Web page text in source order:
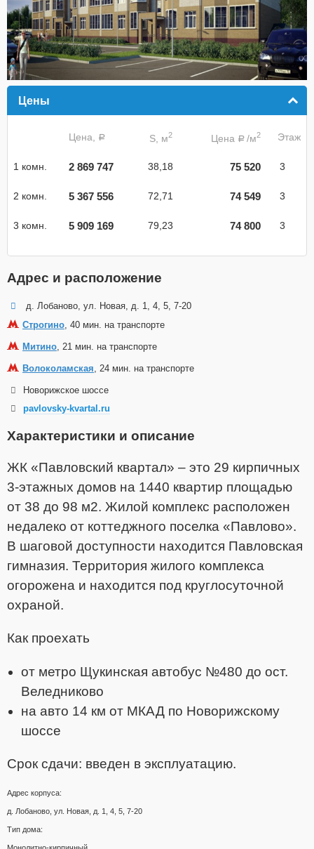
Цены
Цена, a S, м2 Цена a /м2 Этаж
1 комн. 2 869 747 38,18 75 520 3
2 комн. 5 367 556 72,71 74 549 3
3 комн. 5 909 169 79,23 74 800 3
Адрес и расположение
д. Лобаново, ул. Новая, д. 1, 4, 5, 7-20
Строгино, 40 мин. на транспорте
Митино, 21 мин. на транспорте
Волоколамская, 24 мин. на транспорте
Новорижское шоссе
pavlovsky-kvartal.ru
Характеристики и описание
ЖК «Павловский квартал» – это 29 кирпичных
3-этажных домов на 1440 квартир площадью
от 38 до 98 м2. Жилой комплекс расположен
недалеко от коттеджного поселка «Павлово».
В шаговой доступности находится Павловская
гимназия. Территория жилого комплекса
огорожена и находится под круглосуточной
охраной.
Как проехать
от метро Щукинская автобус №480 до ост.
Веледниково
на авто 14 км от МКАД по Новорижскому
шоссе
Срок сдачи: введен в эксплуатацию.
Адрес корпуса:
д. Лобаново, ул. Новая, д. 1, 4, 5, 7-20
Тип дома: